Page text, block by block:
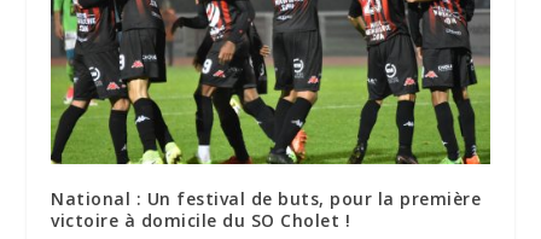
National : Un festival de buts, pour la première
victoire à domicile du SO Cholet !